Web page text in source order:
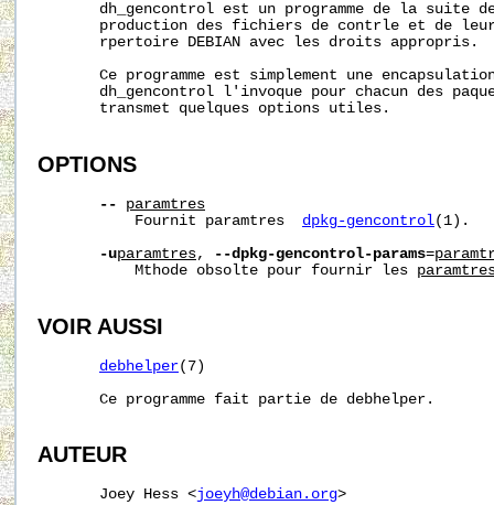
dh_gencontrol est un programme de la suite
production des fichiers de contrle et de
       rpertoire DEBIAN avec les droits appropris.
Ce programme est simplement une
dh_gencontrol l'invoque pour chacun des
       transmet quelques options utiles.
OPTIONS
--
paramtres
           Fournit paramtres
dpkg-gencontrol(1).
-uparamtres, --dpkg-gencontrol-params=
           Mthode obsolte pour fournir les
VOIR AUSSI
debhelper(7)
       Ce programme fait partie de debhelper.
AUTEUR
       Joey Hess <
joeyh@debian.org>